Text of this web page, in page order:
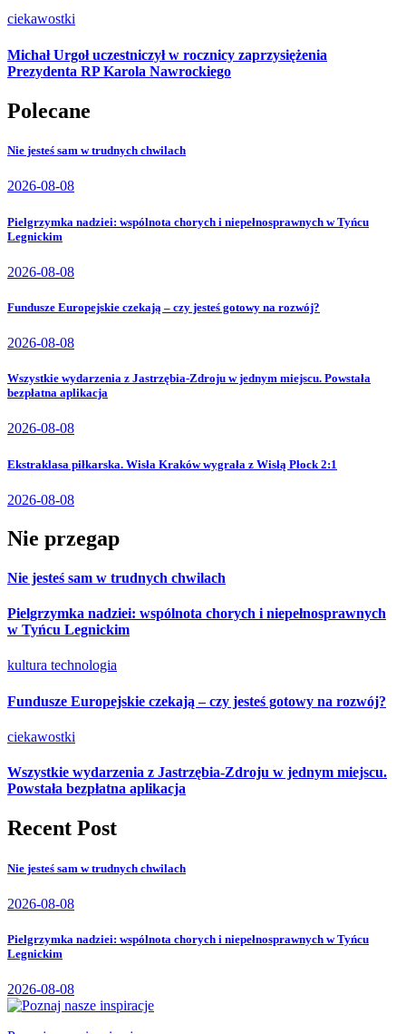
ciekawostki
Michał Urgoł uczestniczył w rocznicy zaprzysiężenia
Prezydenta RP Karola Nawrockiego
Polecane
Nie jesteś sam w trudnych chwilach
2026-08-08
Pielgrzymka nadziei: wspólnota chorych i niepełnosprawnych w Tyńcu
Legnickim
2026-08-08
Fundusze Europejskie czekają – czy jesteś gotowy na rozwój?
2026-08-08
Wszystkie wydarzenia z Jastrzębia-Zdroju w jednym miejscu. Powstała
bezpłatna aplikacja
2026-08-08
Ekstraklasa piłkarska. Wisła Kraków wygrała z Wisłą Płock 2:1
2026-08-08
Nie przegap
Nie jesteś sam w trudnych chwilach
Pielgrzymka nadziei: wspólnota chorych i niepełnosprawnych
w Tyńcu Legnickim
kultura technologia
Fundusze Europejskie czekają – czy jesteś gotowy na rozwój?
ciekawostki
Wszystkie wydarzenia z Jastrzębia-Zdroju w jednym miejscu.
Powstała bezpłatna aplikacja
Recent Post
Nie jesteś sam w trudnych chwilach
2026-08-08
Pielgrzymka nadziei: wspólnota chorych i niepełnosprawnych w Tyńcu
Legnickim
2026-08-08